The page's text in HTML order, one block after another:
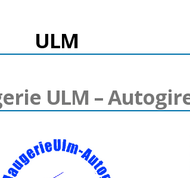
ULM
ULM –